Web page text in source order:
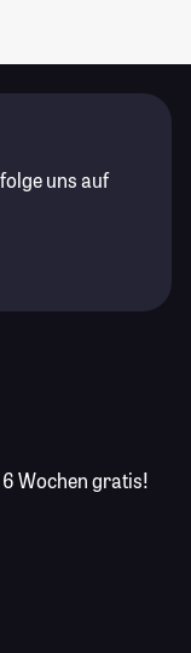
uns auf
6 Wochen gratis!